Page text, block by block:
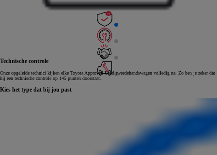
Technische controle
Onze opgeleide technici kijken elke Toyota Approved Used tweedehandswagen volledig na. Zo ben je zeker dat
hij een technische controle op 145 punten doorstaat.
Kies het type dat bij jou past